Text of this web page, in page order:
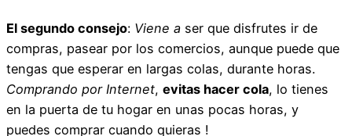
El segundo consejo: Viene a ser que disfrutes ir de
compras, pasear por los comercios, aunque puede que
tengas que esperar en largas colas, durante horas.
Comprando por Internet, evitas hacer cola, lo tienes
en la puerta de tu hogar en unas pocas horas, y
puedes comprar cuando quieras !